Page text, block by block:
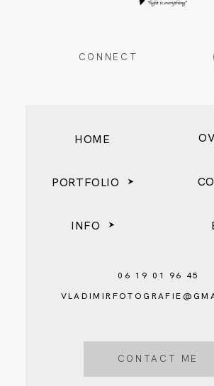
06 19 01 96 45
HOME
PORTFOLIO
INFO
CONNECT
CONTACT ME